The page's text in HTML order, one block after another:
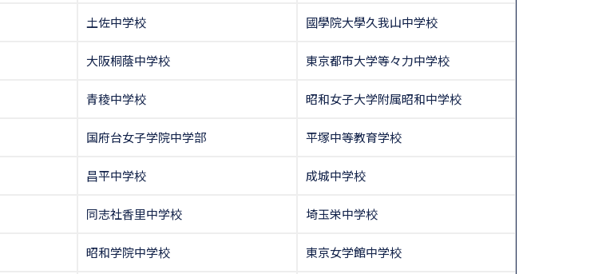
土佐中学校 國學院大學久我山中学校
大阪桐蔭中学校 東京都市大学等々力中学校
青稜中学校 昭和女子大学附属昭和中学校
国府台女子学院中学部 平塚中等教育学校
昌平中学校 成城中学校
同志社香里中学校 埼玉栄中学校
昭和学院中学校 東京女学館中学校